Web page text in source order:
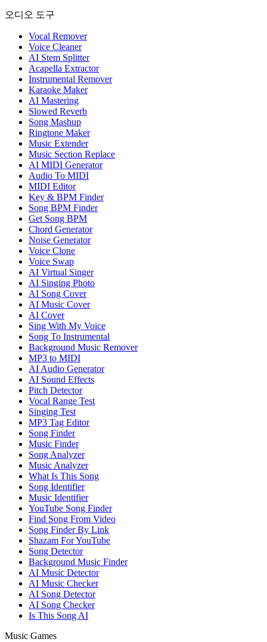
오디오 도구
Vocal Remover
Voice Cleaner
AI Stem Splitter
Acapella Extractor
Instrumental Remover
Karaoke Maker
AI Mastering
Slowed Reverb
Song Mashup
Ringtone Maker
Music Extender
Music Section Replace
AI MIDI Generator
Audio To MIDI
MIDI Editor
Key & BPM Finder
Song BPM Finder
Get Song BPM
Chord Generator
Noise Generator
Voice Clone
Voice Swap
AI Virtual Singer
AI Singing Photo
AI Song Cover
AI Music Cover
AI Cover
Sing With My Voice
Song To Instrumental
Background Music Remover
MP3 to MIDI
AI Audio Generator
AI Sound Effects
Pitch Detector
Vocal Range Test
Singing Test
MP3 Tag Editor
Song Finder
Music Finder
Song Analyzer
Music Analyzer
What Is This Song
Song Identifier
Music Identifier
YouTube Song Finder
Find Song From Video
Song Finder By Link
Shazam For YouTube
Song Detector
Background Music Finder
AI Music Detector
AI Music Checker
AI Song Detector
AI Song Checker
Is This Song AI
Music Games